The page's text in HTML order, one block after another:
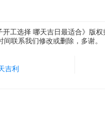
工选择 哪天吉日最适合》版
联系我们修改或删除，多谢。
吉利